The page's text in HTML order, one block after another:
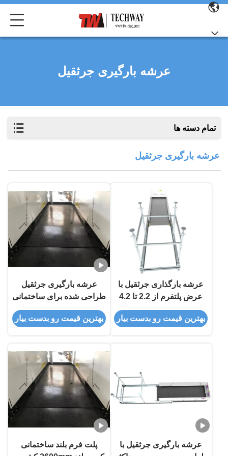
عرشه بارگیری جرثقیل
تمام دسته ها
عرشه بارگیری جرثقیل
عرشه بارگذاری جرثقیل با
عرض پلتفرم از 2.2 تا 4.2
متر و حداکثر ظرفیت
بارگذاری 5 تن برای پشتیبانی
بهترین قیمت رو بدست بیار
عرشه بارگیری جرثقیل
طراحی شده برای ساختمانی
چند طبقه با سیستم فشار
آسان و قفل امن برای
بهترین قیمت رو بدست بیار
عرشه بارگیری جرثقیل با
پلت فرم بلند ساختمانی